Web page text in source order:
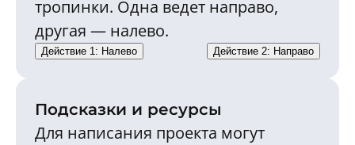
тропинки. Одна ведет направо,
другая — налево.
Действие 1: Налево Действие 2: Направо
Подсказки и ресурсы
Для написания проекта могут